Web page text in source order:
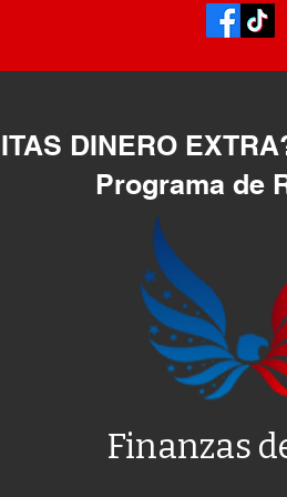
Finanzas
DINERO
Programa de